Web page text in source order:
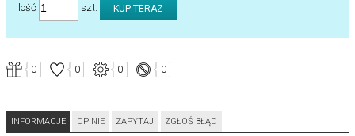
Ilość szt.
0 0 0 0
INFORMACJE OPINIE ZAPYTAJ ZGŁOŚ BŁĄD